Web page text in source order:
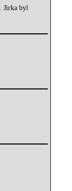
Jirka byl